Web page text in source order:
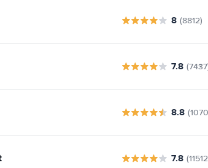
8 (8812)
7.8
8.8
7.8